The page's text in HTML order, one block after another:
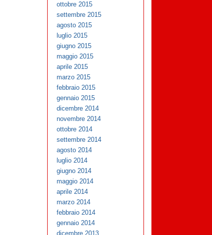
ottobre 2015
settembre 2015
agosto 2015
luglio 2015
giugno 2015
maggio 2015
aprile 2015
marzo 2015
febbraio 2015
gennaio 2015
dicembre 2014
novembre 2014
ottobre 2014
settembre 2014
agosto 2014
luglio 2014
giugno 2014
maggio 2014
aprile 2014
marzo 2014
febbraio 2014
gennaio 2014
dicembre 2013